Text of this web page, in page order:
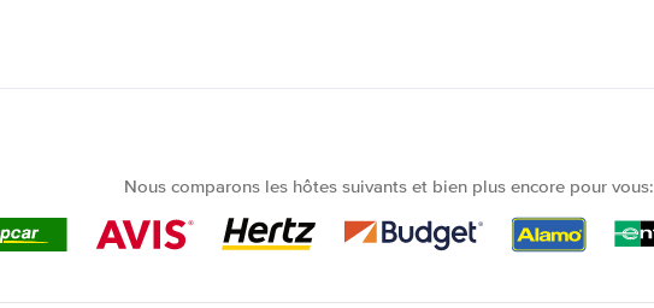
Nous comparons les hôtes suivants et bien plus encore pour vous: